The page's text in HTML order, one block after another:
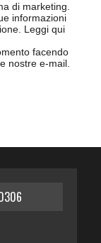
di marketing.
informazioni
Leggi qui
facendo
nostre e-mail.